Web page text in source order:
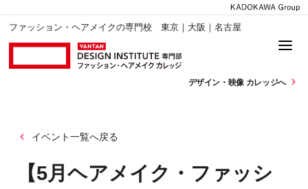
ファッション・ヘアメイクの専門校 東京｜大阪｜名古屋
デザイン・ 映像 カレッジへ
イベント一覧へ戻る
【5月ヘアメイク・ファッシ